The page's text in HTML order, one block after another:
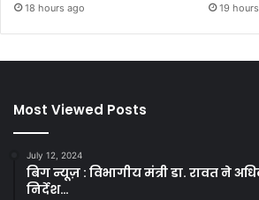
18 hours ago 19
Most Viewed Posts
July 12, 2024
बिग न्यूज़ : विभागीय मंत्री डा. रावत ने
निर्देश…